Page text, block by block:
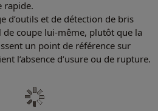
rapide.
d’outils et de détection de bris
de coupe lui-même, plutôt que la
un point de référence sur
l’absence d’usure ou de rupture.